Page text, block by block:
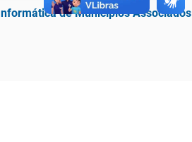
de Municípios Associados